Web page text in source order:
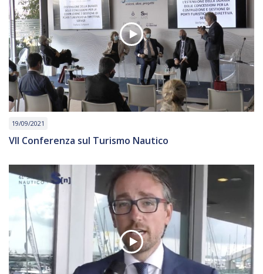
19/09/2021
VII Conferenza sul Turismo Nautico